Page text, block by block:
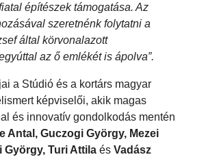
építészek támogatása. Az
szeretnénk folytatni a
által körvonalazott
az ő emlékét is ápolva”.
a Stúdió és a kortárs magyar
képviselői, akik magas
és innovatív gondolkodás mentén
Antal, Guczogi György, Mezei
György, Turi Attila és Vadász